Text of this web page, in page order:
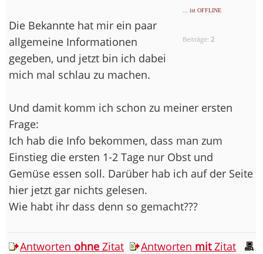
... ist OFFLINE
Beiträge: 2
Die Bekannte hat mir ein paar
allgemeine Informationen
gegeben, und jetzt bin ich dabei
mich mal schlau zu machen.
Und damit komm ich schon zu meiner ersten
Frage:
Ich hab die Info bekommen, dass man zum
Einstieg die ersten 1-2 Tage nur Obst und
Gemüse essen soll. Darüber hab ich auf der Seite
hier jetzt gar nichts gelesen.
Wie habt ihr dass denn so gemacht???
Antworten ohne Zitat Antworten mitZitat